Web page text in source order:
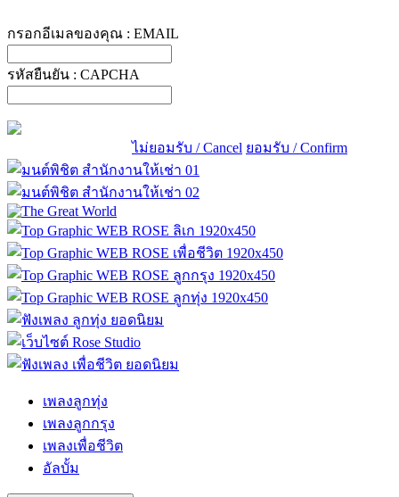
กรอกอีเมลของคุณ : EMAIL
รหัสยืนยัน : CAPCHA
ไม่ยอมรับ / Cancel ยอมรับ / Confirm
เพลงลูกทุ่ง
เพลงลูกกรุง
เพลงเพื่อชีวิต
อัลบั้ม